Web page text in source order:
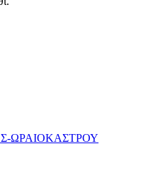
ΩΡΑΙΟΚΑΣΤΡΟΥ